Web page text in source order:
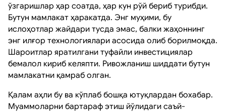
ўзгаришлар ҳар соатда, ҳар кун рўй бериб турибди.
Бутун мамлакат ҳаракатда. Энг муҳими, бу
ислоҳотлар жайдари тусда эмас, балки жаҳоннинг
энг илғор технологиялари асосида олиб борилмоқда.
Шароитлар яратилгани туфайли инвестициялар
бемалол кириб келяпти. Ривожланиш шиддати бутун
мамлакатни қамраб олган.
Қалам аҳли бу ва кўплаб бошқа ютуқлардан бохабар.
Муаммоларни бартараф этиш йўлидаги саъй-